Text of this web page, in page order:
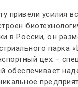
привели усилия
в России, он
парка
цех –
обеспечивает